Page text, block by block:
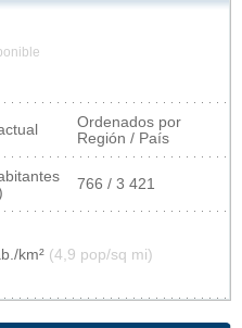
Ordenados por
Región / País
766 / 3 421
km² (4,9 pop/sq mi)